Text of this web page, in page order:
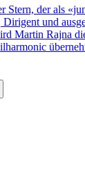
Stern, der als
und
Martin Rajna